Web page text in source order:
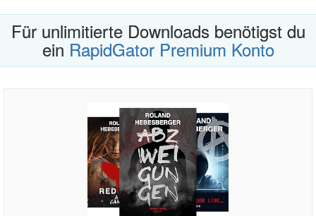
Für unlimitierte Downloads benötigst du
ein RapidGator Premium Konto